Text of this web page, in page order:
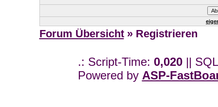
Forum Übersicht» Registrieren
.: Script-Time: 0,020||
Powered by ASP-